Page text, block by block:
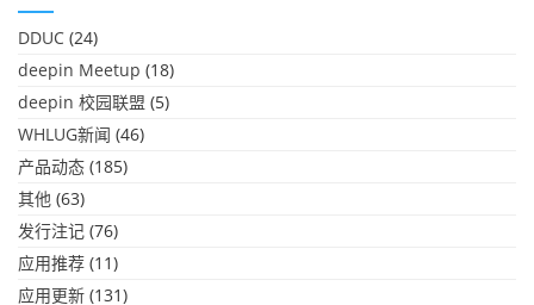
DDUC (24)
deepin Meetup (18)
deepin 校园联盟 (5)
WHLUG新闻 (46)
产品动态 (185)
其他 (63)
发行注记 (76)
应用推荐 (11)
应用更新 (131)